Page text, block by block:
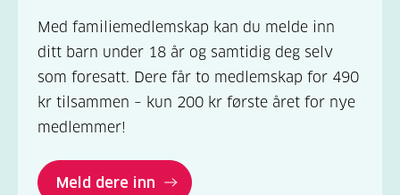
Med familiemedlemskap kan du melde inn
ditt barn under 18 år og samtidig deg selv
som foresatt. Dere får to medlemskap for 490
kr tilsammen – kun 200 kr første året for nye
medlemmer!
Meld dere inn